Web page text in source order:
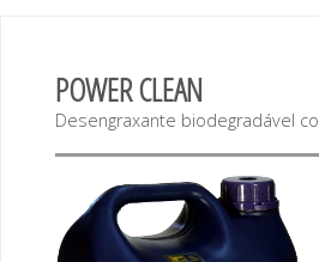
POWER CLEAN
Desengraxante biodegradável